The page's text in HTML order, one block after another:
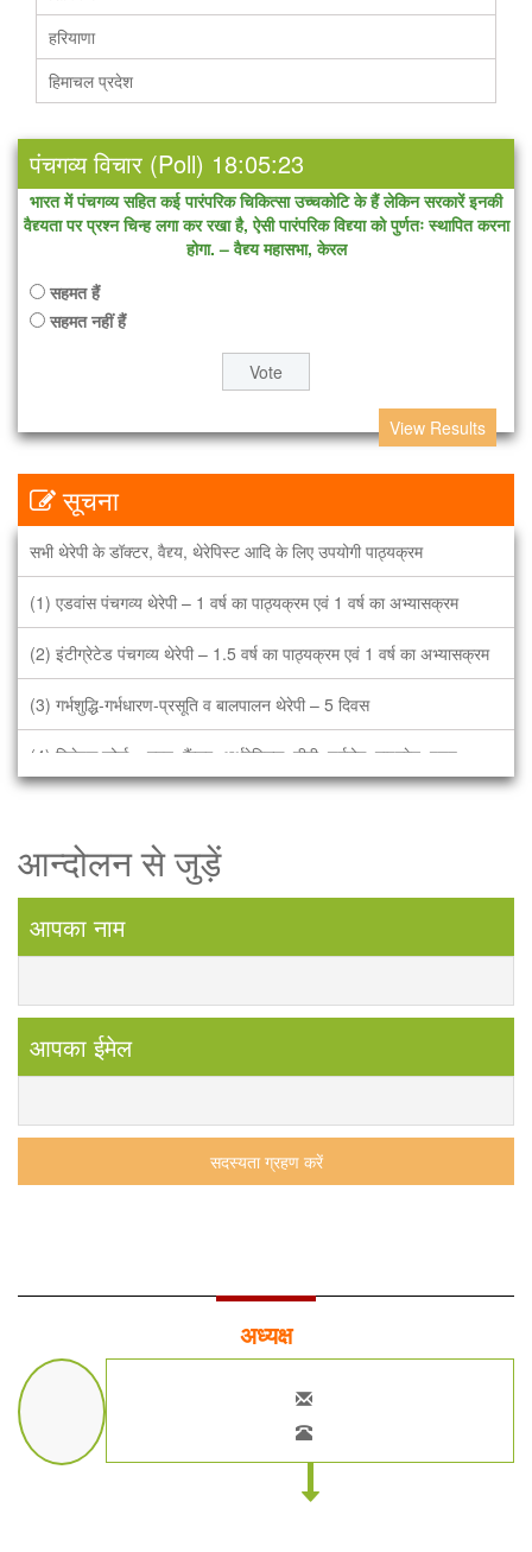
हरियाणा
हिमाचल प्रदेश
पंचगव्य विचार (Poll) 18:05:23
भारत में पंचगव्य सहित कई पारंपरिक चिकित्सा उच्चकोटि के हैं लेकिन सरकारें इनकी
वैद्द्यता पर प्रश्न चिन्ह लगा कर रखा है, ऐसी पारंपरिक विद्द्या को पुर्णतः स्थापित करना
होगा. – वैद्द्य महासभा, केरल
सहमत हैं
सहमत नहीं हैं
View Results
सूचना
सभी थेरेपी के डॉक्टर, वैद्द्य, थेरेपिस्ट आदि के लिए उपयोगी पाठ्यक्रम
(1) एडवांस पंचगव्य थेरेपी – 1 वर्ष का पाठ्यक्रम एवं 1 वर्ष का अभ्यासक्रम
(2) इंटीग्रेटेड पंचगव्य थेरेपी – 1.5 वर्ष का पाठ्यक्रम एवं 1 वर्ष का अभ्यासक्रम
(3) गर्भशुद्धि-गर्भधारण-प्रसूति व बालपालन थेरेपी – 5 दिवस
(4) विशेषज्ञ कोर्स – हृदय, कैंसर, अर्थरेटिक्स, टीबी, चर्मरोग, माइग्रेन, पुरुष
बाँझपन, नारी बाँझपण, बाल रोग, सिकल सेल, फस्टएड, हड्डी, डायबीटीक्स. – 3
भारत में पहली बार सभी भारतीये भाषाओं में पंचगव्य चिकित्सा विज्ञान (गऊमाँ के
गव्यों) की आधिकारिक पढाई. पंचगव्य अब एक सम्पूर्ण चिकित्सा थेरेपी. हमारा नारा है
आन्दोलन से जुड़ें
आपका नाम
आपका ईमेल
अध्यक्ष